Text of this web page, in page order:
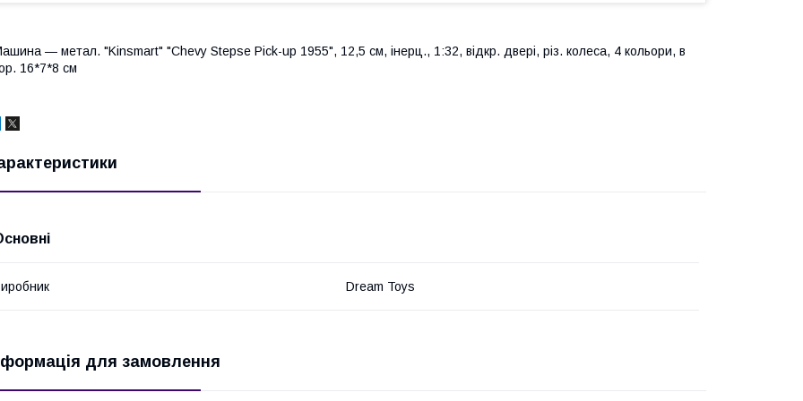
— метал. "Kinsmart" "Chevy Stepse Pick-up 1955", 12,5 см, інерц., 1:32, відкр. двері, різ. колеса, 4 кольори, в
16*7*8 см
Dream Toys
для замовлення